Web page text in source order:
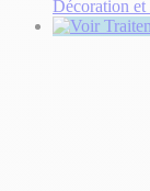
Décoration et